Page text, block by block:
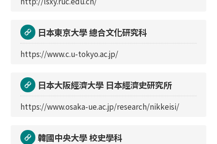
日本東京大學 總合文化研究科
https://www.c.u-tokyo.ac.jp/
日本大阪經濟大學 日本經濟史研究所
https://www.osaka-ue.ac.jp/research/nikkeisi/
韓國中央大學 校史學科